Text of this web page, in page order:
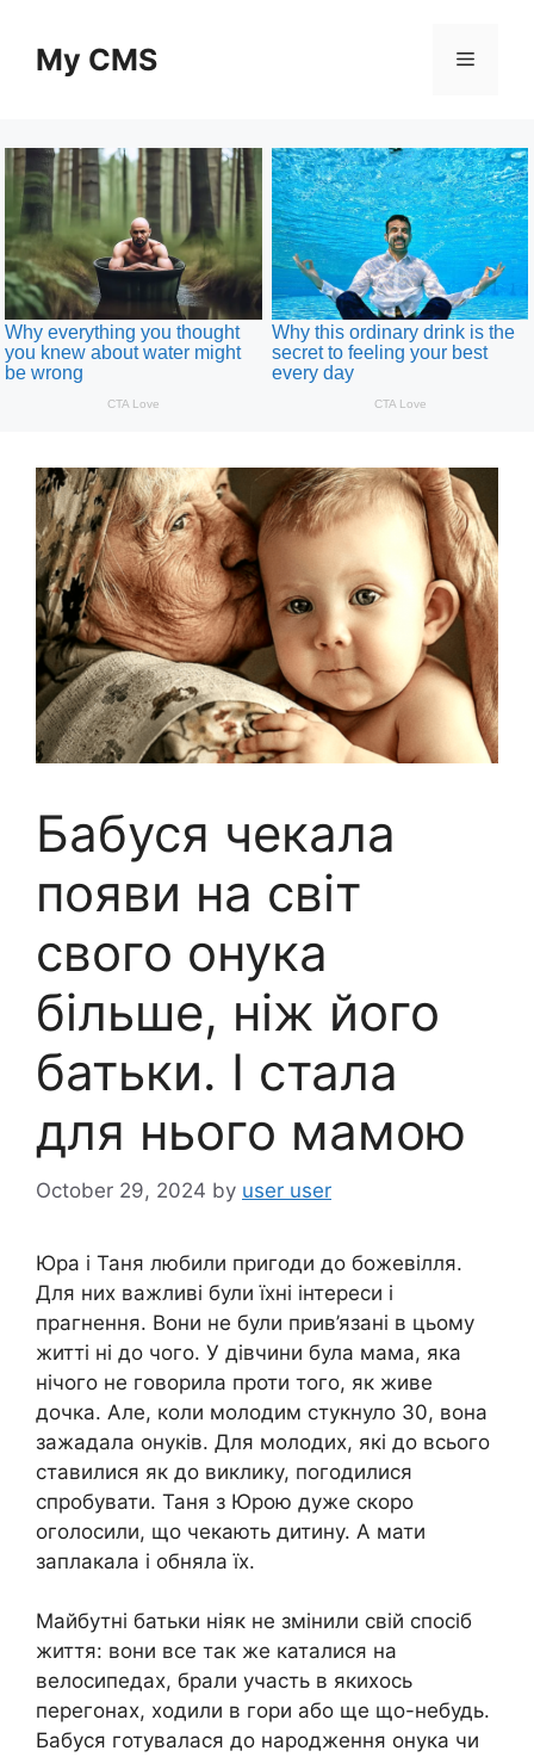
contentMy CMS Menu
Бабуся чекала
появи на світ
свого онука
більше, ніж його
батьки. І стала
для нього мамою
October 29, 2024 by user user
Юра і Таня любили пригоди до божевілля.
Для них важливі були їхні інтереси і
прагнення. Вони не були прив’язані в цьому
житті ні до чого. У дівчини була мама, яка
нічого не говорила проти того, як живе
дочка. Але, коли молодим стукнуло 30, вона
зажадала онуків. Для молодих, які до всього
ставилися як до виклику, погодилися
спробувати. Таня з Юрою дуже скоро
оголосили, що чекають дитину. А мати
заплакала і обняла їх.
Майбутні батьки ніяк не змінили свій спосіб
життя: вони все так же каталися на
велосипедах, брали участь в якихось
перегонах, ходили в гори або ще що-небудь.
Бабуся готувалася до народження онука чи